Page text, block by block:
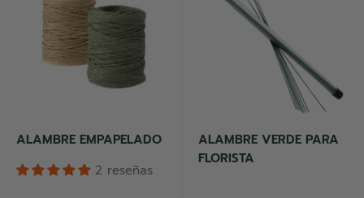
ALAMBRE EMPAPELADO
2 reseñas
ALAMBRE VERDE PARA
FLORISTA